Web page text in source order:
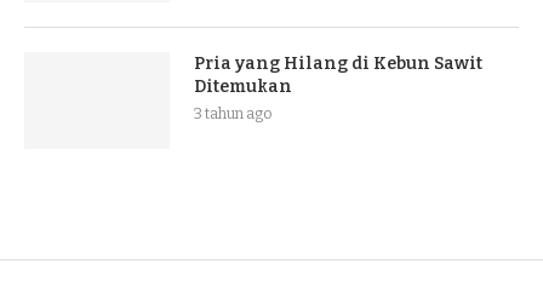
Pria yang Hilang di Kebun Sawit
Ditemukan
3 tahun ago